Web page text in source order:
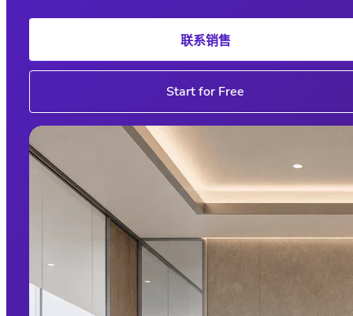
联系销售
Start for Free